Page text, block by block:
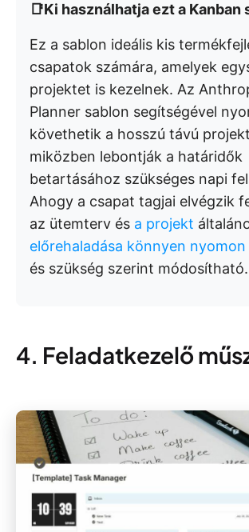
📑Ki használhatja ezt a Kanban
Ez a sablon ideális kis
csapatok számára, amelyek
projektet is kezelnek. Az
Planner sablon segítségével
követhetik a hosszú távú
miközben lebontják a határidők
betartásához szükséges napi
Ahogy a csapat tagjai elvégzik
az ütemterv és a projekt
előrehaladása könnyen
és szükség szerint módosítható.
4. Feladatkezelő